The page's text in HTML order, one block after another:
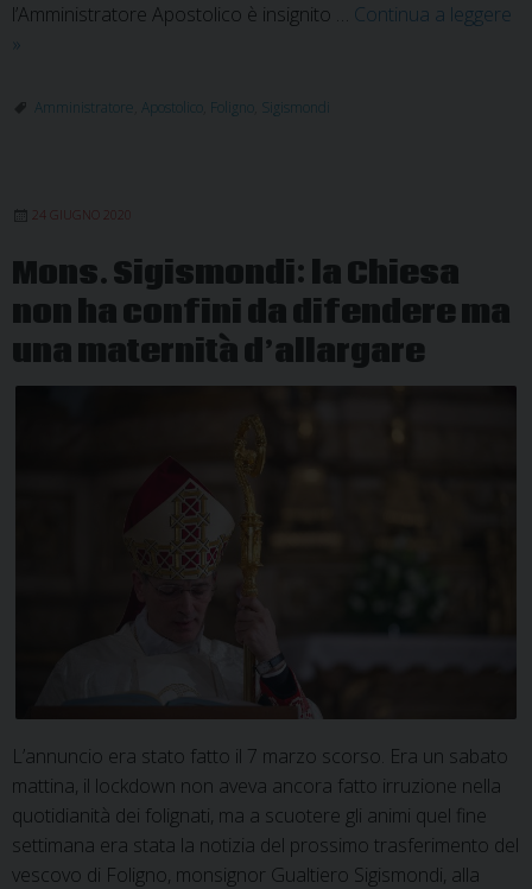
l’Amministratore Apostolico è insignito … Continua a leggere
Mons.
nominato
Foligno
»
Amministratore Apostolico Foligno Sigismondi
24 GIUGNO 2020
Mons. Sigismondi: la Chiesa
non ha confini da difendere ma
una maternità d’allargare
L’annuncio era stato fatto il 7 marzo scorso. Era un sabato
mattina, il lockdown non aveva ancora fatto irruzione nella
quotidianità dei folignati, ma a scuotere gli animi quel fine
settimana era stata la notizia del prossimo trasferimento del
vescovo di Foligno, monsignor Gualtiero Sigismondi, alla